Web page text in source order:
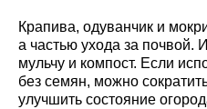
Крапива, одуванчик и
а частью ухода за почвой.
мульчу и компост. Если
без семян, можно
улучшить состояние